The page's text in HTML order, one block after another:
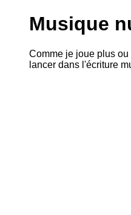
Musique
Comme je joue plus
lancer dans l'écriture